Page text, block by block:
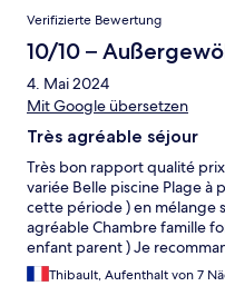
Verifizierte Bewertung
10/10 –
4. Mai 2024
Mit Google übersetzen
Très agréable séjour
Très bon rapport qualité
variée Belle piscine Plage à
cette période ) en mélange
agréable Chambre famille
enfant parent ) Je
Thibault, Aufenthalt von 7